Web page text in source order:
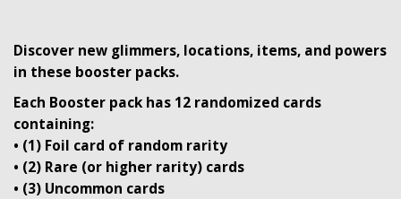
Discover new glimmers, locations, items, and powers
in these booster packs.
Each Booster pack has 12 randomized cards
containing:
• (1) Foil card of random rarity
• (2) Rare (or higher rarity) cards
• (3) Uncommon cards